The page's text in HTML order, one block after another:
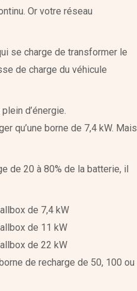
Or votre réseau
se charge de transformer le
de charge du véhicule
d’énergie.
qu’une borne de 7,4 kW. Mais
de 20 à 80% de la batterie, il
de 7,4 kW
de 11 kW
de 22 kW
de recharge de 50, 100 ou